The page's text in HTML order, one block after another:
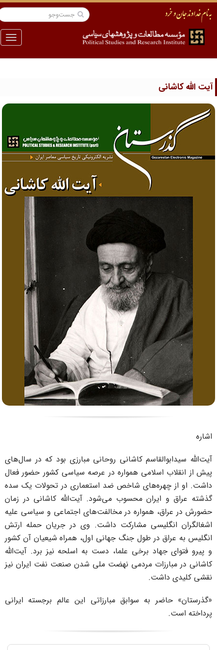
منو
الله کاشانی
سیدابوالقاسم کاشانی روحانی مبارزی بود که در سال‌های
از انقلاب اسلامی همواره در عرصه سیاسی کشور حضور فعال
او از چهره‌های شاخص ضد استعماری در تحولات یک سده
عراق و ایران محسوب می‌شود. آیت‌الله کاشانی در زمان
در عراق، همواره در مخالفت‌های اجتماعی و سیاسی علیه
انگلیسی مشارکت داشت. وی در جریان حمله ارتش
به عراق در طول جنگ جهانی اول، همراه شیعیان آن کشور
پیرو فتوای جهاد برخی علما، دست به اسلحه نیز برد. آیت‌الله
در مبارزات مردمی نهضت ملی شدن صنعت نفت ایران نیز
کلیدی داشت.
حاضر به سوابق مبارزاتی این عالم برجسته ایرانی
است.